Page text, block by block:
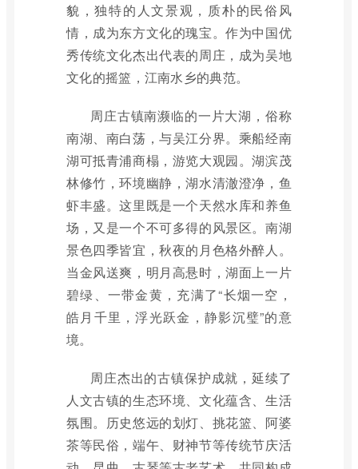
貌，独特的人文景观，质朴的民俗风
情，成为东方文化的瑰宝。作为中国优
秀传统文化杰出代表的周庄，成为吴地
文化的摇篮，江南水乡的典范。
周庄古镇南濒临的一片大湖，俗称
南湖、南白荡，与吴江分界。乘船经南
湖可抵青浦商榻，游览大观园。湖滨茂
林修竹，环境幽静，湖水清澈澄净，鱼
虾丰盛。这里既是一个天然水库和养鱼
场，又是一个不可多得的风景区。南湖
景色四季皆宜，秋夜的月色格外醉人。
当金风送爽，明月高悬时，湖面上一片
碧绿、一带金黄，充满了“长烟一空，
皓月千里，浮光跃金，静影沉璧”的意
境。
周庄杰出的古镇保护成就，延续了
人文古镇的生态环境、文化蕴含、生活
氛围。历史悠远的划灯、挑花篮、阿婆
茶等民俗，端午、财神节等传统节庆活